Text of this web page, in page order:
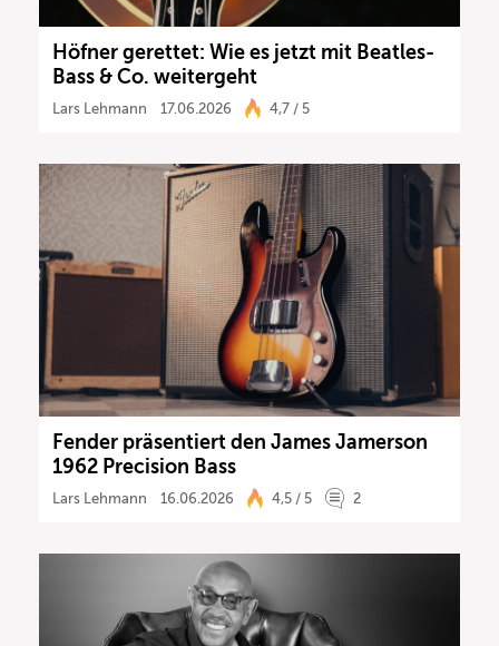
Höfner gerettet: Wie es jetzt mit Beatles-
Bass & Co. weitergeht
Lars Lehmann 17.06.2026 4,7 / 5
Fender präsentiert den James Jamerson
1962 Precision Bass
Lars Lehmann 16.06.2026 4,5 / 5 2